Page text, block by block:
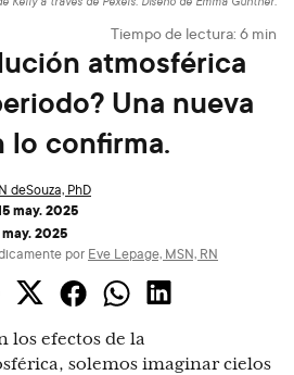
Tiempo de lectura: 6 min
atmosférica
Una nueva
lo confirma.
deSouza, PhD
may. 2025
may. 2025
por Eve Lepage, MSN, RN
los efectos de la
solemos imaginar cielos